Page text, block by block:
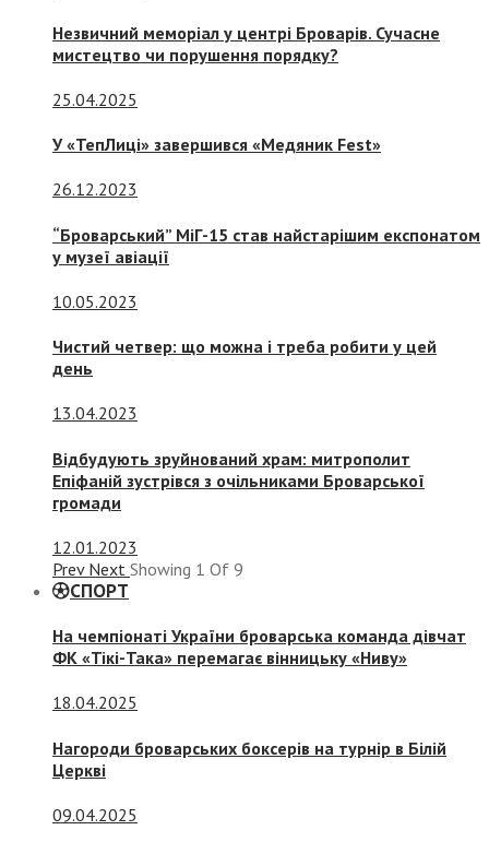
Незвичний меморіал у центрі Броварів. Сучасне
мистецтво чи порушення порядку?
25.04.2025
У «ТепЛиці» завершився «Медяник Fest»
26.12.2023
“Броварський” МіГ-15 став найстарішим експонатом
у музеї авіації
10.05.2023
Чистий четвер: що можна і треба робити у цей
день
13.04.2023
Відбудують зруйнований храм: митрополит
Епіфаній зустрівся з очільниками Броварської
громади
12.01.2023
Prev Next Showing 1 Of 9
СПОРТ
На чемпіонаті України броварська команда дівчат
ФК «Тікі-Така» перемагає вінницьку «Ниву»
18.04.2025
Нагороди броварських боксерів на турнір в Білій
Церкві
09.04.2025